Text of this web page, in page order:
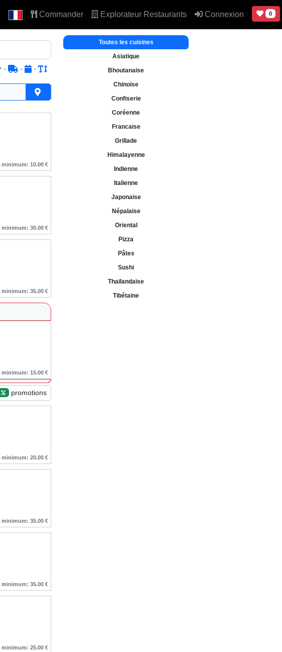
Commander Explorateur Restaurants Connexion 0
· · ·
minimum: 10.00 €
minimum: 30.00 €
minimum: 35.00 €
minimum: 15.00 €
promotions
minimum: 20.00 €
minimum: 35.00 €
minimum: 35.00 €
minimum: 25.00 €
Toutes les cuisines
Asiatique
Bhoutanaise
Chinoise
Confiserie
Coréenne
Francaise
Grillade
Himalayenne
Indienne
Italienne
Japonaise
Népalaise
Oriental
Pizza
Pâtes
Sushi
Thaïlandaise
Tibétaine